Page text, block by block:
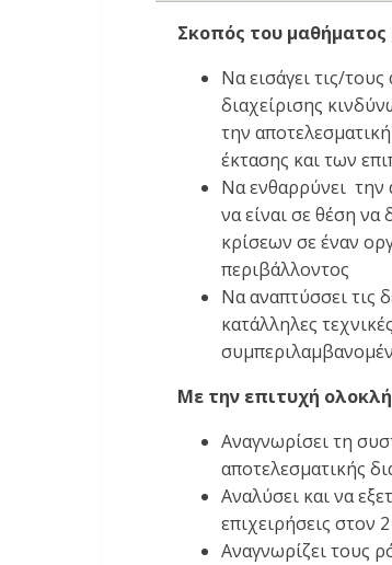
Σκοπός του μαθήματος
Να εισάγει τις/τους
διαχείρισης
την
έκτασης και των
Να ενθαρρύνει την
να είναι σε θέση
κρίσεων σε έναν
περιβάλλοντος
Να αναπτύσσει τις
κατάλληλες
Με την επιτυχή
Αναγνωρίσει τη
αποτελεσματικής
Αναλύσει και να
επιχειρήσεις στον
Αναγνωρίζει τους